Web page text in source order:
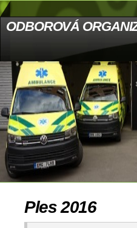
ODBOROVÁ
Ples 2016